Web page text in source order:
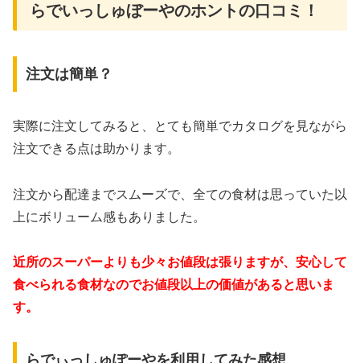
らでいっしゅぼーやのホントの口コミ！
注文は簡単？
実際に注文してみると、とても簡単でカタログを見ながら
注文できる点は助かります。
注文から配達までスムーズで、全ての食材は思っていた以
上にボリューム感もありました。
近所のスーパーよりも少々お値段は張りますが、安心して
食べられる食材なのでお値段以上の価値があると思いま
す。
らでぃっしゅぽーやを利用してみた感想